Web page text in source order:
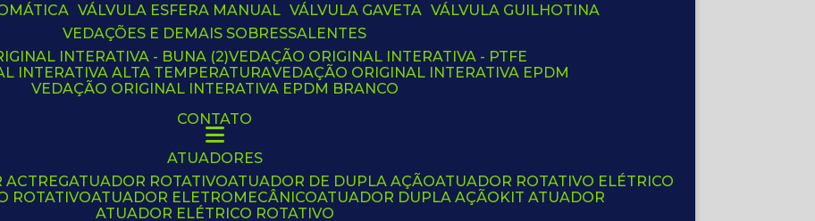
VÁLVULA ESFERA MANUAL
VÁLVULA GAVETA
VÁLVULA GUILHOTINA
VEDAÇÕES E DEMAIS SOBRESSALENTES
INTERATIVA - BUNA (2)
VEDAÇÃO ORIGINAL INTERATIVA - PTFE
INTERATIVA ALTA TEMPERATURA VEDAÇÃO ORIGINAL INTERATIVA EPDM
VEDAÇÃO ORIGINAL INTERATIVA EPDM BRANCO
CONTATO
ATUADORES
ACTREG ATUADOR ROTATIVO ATUADOR DE DUPLA AÇÃO
ATUADOR ROTATIVO ELÉTRICO
ROTATIVO
ATUADOR ELETROMECÂNICO ATUADOR DUPLA AÇÃO
KIT ATUADOR
ATUADOR ELÉTRICO ROTATIVO